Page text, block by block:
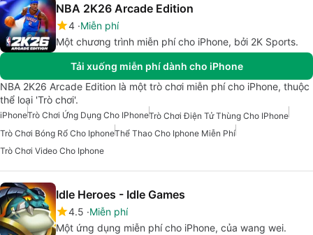
NBA 2K26 Arcade Edition
4 Miễn phí
Một chương trình miễn phí cho iPhone, bởi 2K Sports.
Tải xuống miễn phí dành cho iPhone
NBA 2K26 Arcade Edition là một trò chơi miễn phí cho iPhone, thuộc
thể loại 'Trò chơi'.
iPhoneTrò Chơi Ứng Dụng Cho IPhoneTrò Chơi Điện Tử Thùng Cho IPhone
Trò Chơi Bóng Rổ Cho IphoneThể Thao Cho Iphone Miễn Phí
Trò Chơi Video Cho Iphone
Idle Heroes - Idle Games
4.5 Miễn phí
Một ứng dụng miễn phí cho iPhone, của wang wei.